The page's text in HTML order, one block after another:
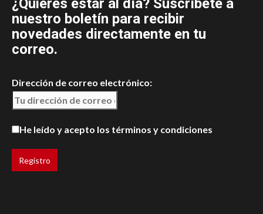
¿Quieres estar al día? Suscríbete a
nuestro boletín para recibir
novedades directamente en tu
correo.
Dirección de correo electrónico:
He leído y acepto los términos y condiciones